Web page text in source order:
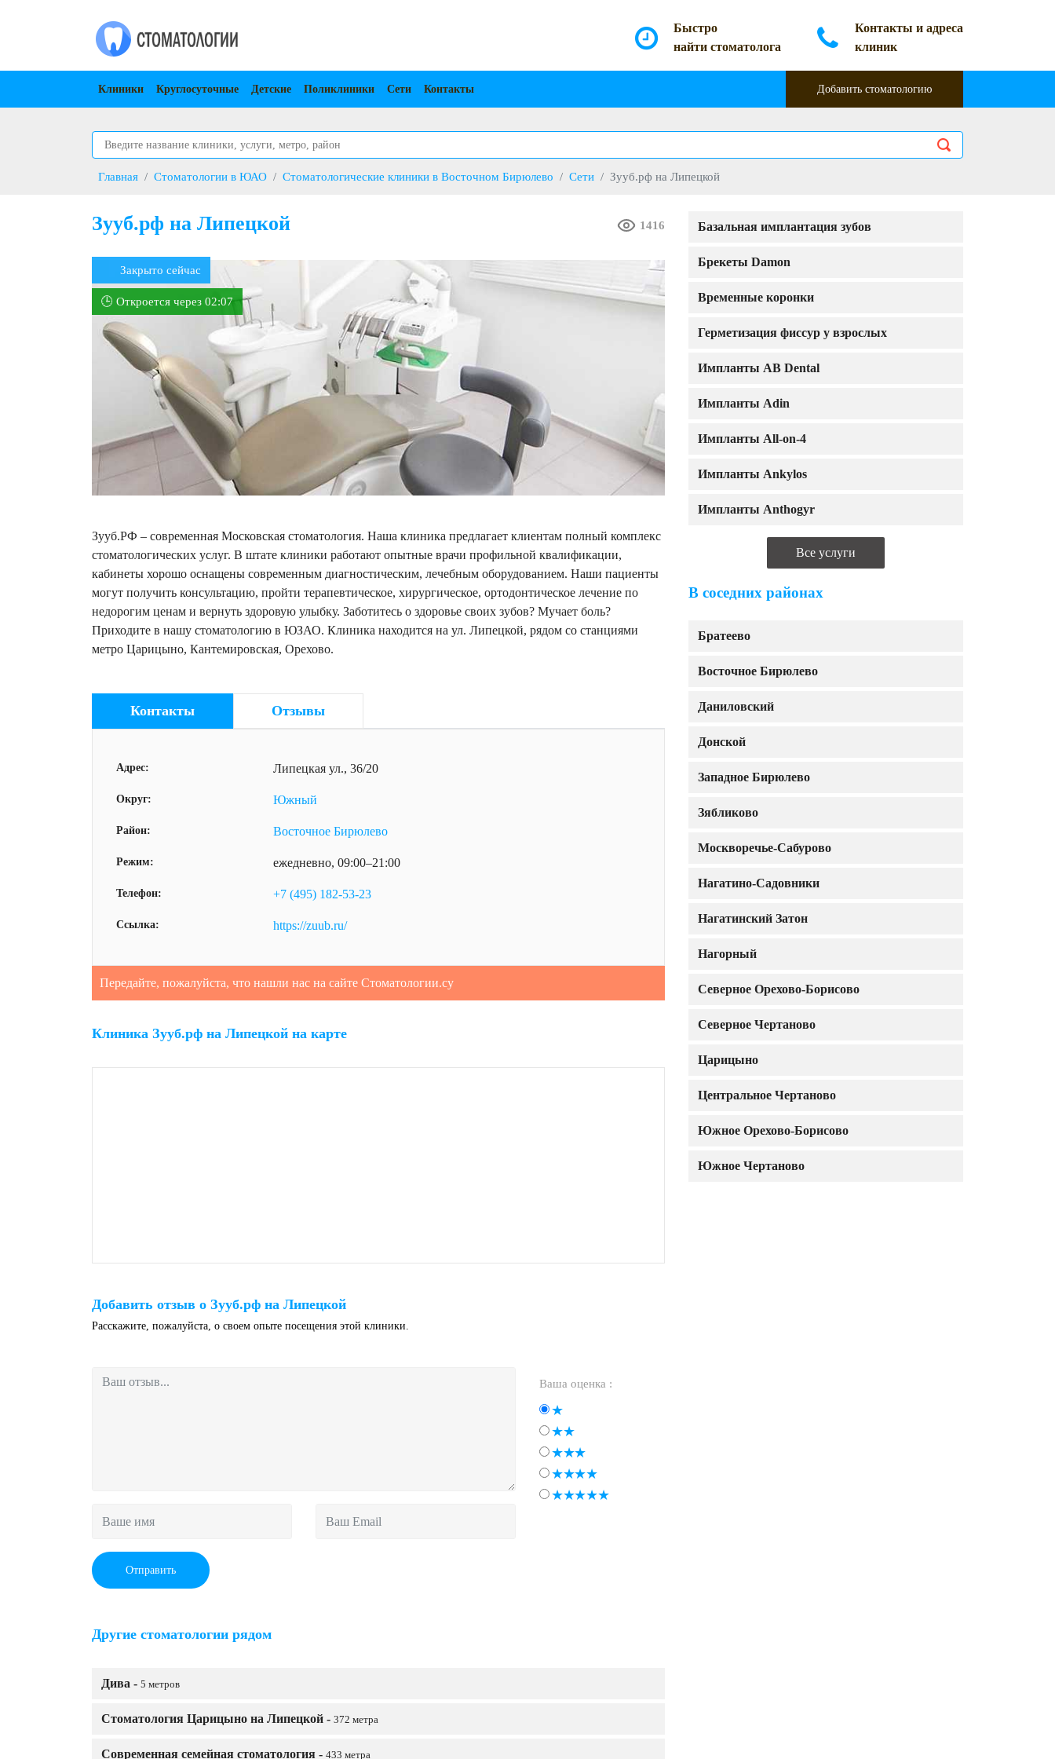
Быстро
найти стоматолога
Контакты и адреса
клиник
Клиники Круглосуточные Детские Поликлиники Сети Контакты Добавить стоматологию
Главная Стоматологии в ЮАО Стоматологические клиники в Восточном Бирюлево Сети Зууб.рф на Липецкой
Базальная имплантация зубов
Брекеты Damon
Временные коронки
Герметизация фиссур у взрослых
Импланты AB Dental
Импланты Adin
Импланты All-on-4
Импланты Ankylos
Импланты Anthogyr
Все услуги
В соседних районах
Братеево
Восточное Бирюлево
Даниловский
Донской
Западное Бирюлево
Зябликово
Москворечье-Сабурово
Нагатино-Садовники
Нагатинский Затон
Нагорный
Северное Орехово-Борисово
Северное Чертаново
Царицыно
Центральное Чертаново
Южное Орехово-Борисово
Южное Чертаново
Зууб.рф на Липецкой 1416
Закрыто сейчас
🕒 Откроется через 02:07
Зууб.РФ – современная Московская стоматология. Наша клиника предлагает клиентам полный комплекс
стоматологических услуг. В штате клиники работают опытные врачи профильной квалификации,
кабинеты хорошо оснащены современным диагностическим, лечебным оборудованием. Наши пациенты
могут получить консультацию, пройти терапевтическое, хирургическое, ортодонтическое лечение по
недорогим ценам и вернуть здоровую улыбку. Заботитесь о здоровье своих зубов? Мучает боль?
Приходите в нашу стоматологию в ЮЗАО. Клиника находится на ул. Липецкой, рядом со станциями
метро Царицыно, Кантемировская, Орехово.
Контакты Отзывы
Адрес: Липецкая ул., 36/20
Округ: Южный
Район: Восточное Бирюлево
Режим: ежедневно, 09:00–21:00
Телефон: +7 (495) 182-53-23
Ссылка: https://zuub.ru/
Передайте, пожалуйста, что нашли нас на сайте Стоматологии.су
Клиника Зууб.рф на Липецкой на карте
Добавить отзыв о Зууб.рф на Липецкой
Расскажите, пожалуйста, о своем опыте посещения этой клиники.
Отправить
Ваша оценка :
Другие стоматологии рядом
Дива - 5 метров
Стоматология Царицыно на Липецкой - 372 метра
Современная семейная стоматология - 433 метра